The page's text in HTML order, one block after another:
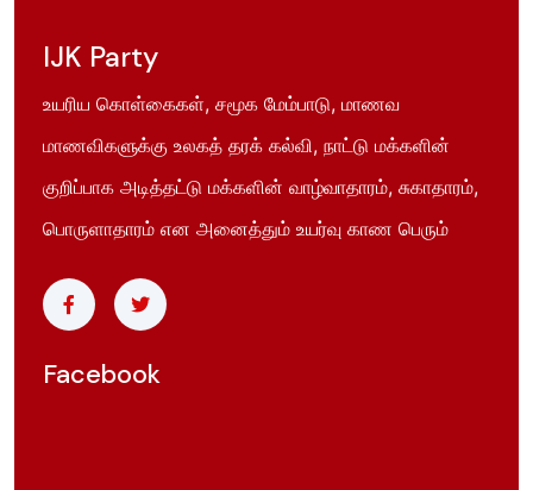
IJK Party
உயரிய கொள்கைகள், சமூக மேம்பாடு, மாணவ
மாணவிகளுக்கு உலகத் தரக் கல்வி, நாட்டு மக்களின்
குறிப்பாக அடித்தட்டு மக்களின் வாழ்வாதாரம், சுகாதாரம்,
பொருளாதாரம் என அனைத்தும் உயர்வு காண பெரும்
Facebook